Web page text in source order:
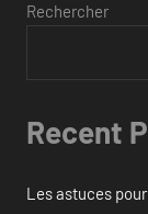
Rechercher
Recent
Les astuces